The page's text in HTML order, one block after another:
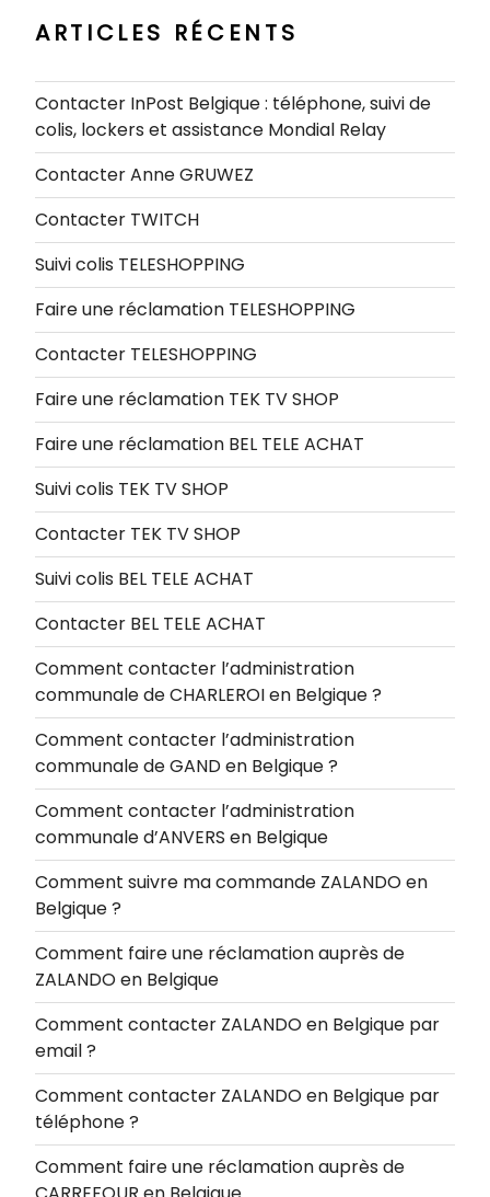
ARTICLES RÉCENTS
Contacter InPost Belgique : téléphone, suivi de
colis, lockers et assistance Mondial Relay
Contacter Anne GRUWEZ
Contacter TWITCH
Suivi colis TELESHOPPING
Faire une réclamation TELESHOPPING
Contacter TELESHOPPING
Faire une réclamation TEK TV SHOP
Faire une réclamation BEL TELE ACHAT
Suivi colis TEK TV SHOP
Contacter TEK TV SHOP
Suivi colis BEL TELE ACHAT
Contacter BEL TELE ACHAT
Comment contacter l’administration
communale de CHARLEROI en Belgique ?
Comment contacter l’administration
communale de GAND en Belgique ?
Comment contacter l’administration
communale d’ANVERS en Belgique
Comment suivre ma commande ZALANDO en
Belgique ?
Comment faire une réclamation auprès de
ZALANDO en Belgique
Comment contacter ZALANDO en Belgique par
email ?
Comment contacter ZALANDO en Belgique par
téléphone ?
Comment faire une réclamation auprès de